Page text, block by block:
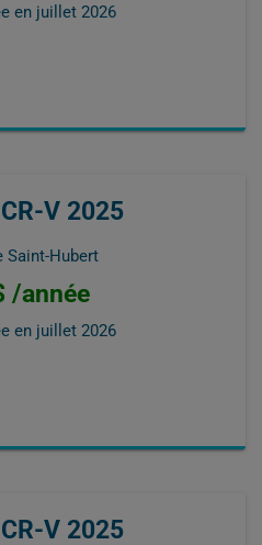
en juillet 2026
V 2025
Saint-Hubert
/année
en juillet 2026
V 2025